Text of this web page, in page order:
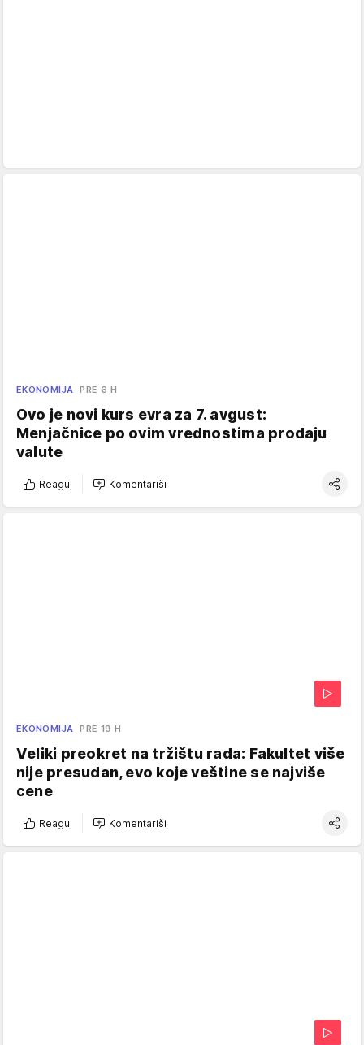
EKONOMIJA PRE 6 H
Ovo je novi kurs evra za 7. avgust:
Menjačnice po ovim vrednostima prodaju
valute
Reaguj Komentariši
EKONOMIJA PRE 19 H
Veliki preokret na tržištu rada: Fakultet više
nije presudan, evo koje veštine se najviše
cene
Reaguj Komentariši